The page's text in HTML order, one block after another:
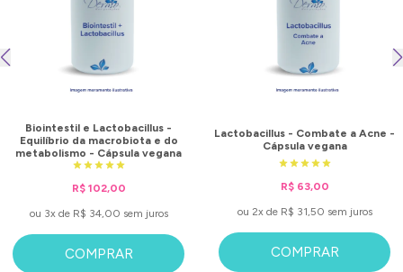
Biointestil e Lactobacillus -
Equilíbrio da macrobiota e do
metabolismo - Cápsula vegana
R$ 102,00
ou 3x de R$ 34,00 sem juros
COMPRAR
Lactobacillus - Combate a Acne -
Cápsula vegana
R$ 63,00
ou 2x de R$ 31,50 sem juros
COMPRAR